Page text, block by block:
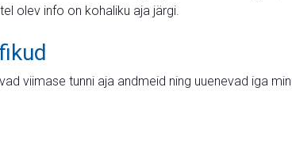
olev info on kohaliku aja järgi.
viimase tunni aja andmeid ning uuenevad iga